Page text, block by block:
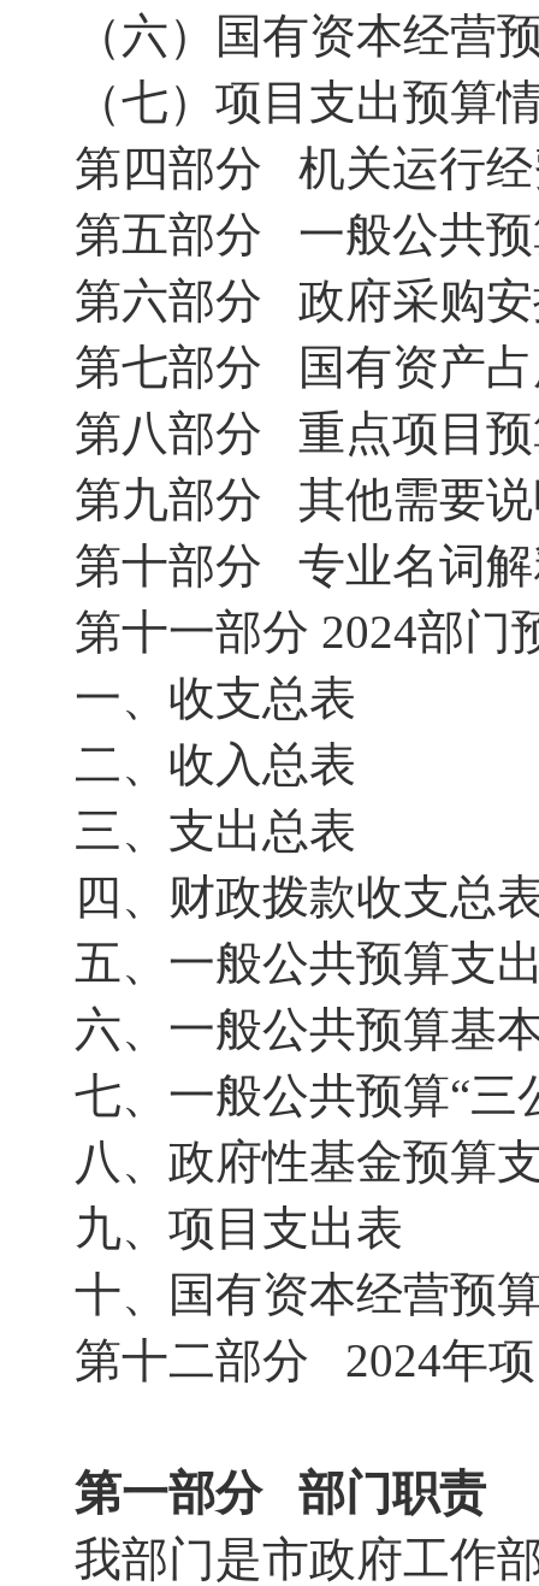
（六）国有资本经营
（七）项目支出预算
第四部分 机关运行
第五部分 一般公共预
第六部分 政府采购
第七部分 国有资产
第八部分 重点项目
第九部分 其他需要
第十部分 专业名词
第十一部分 2024部门
一、收支总表
二、收入总表
三、支出总表
四、财政拨款收支总
五、一般公共预算支
六、一般公共预算基
七、一般公共预算“三
八、政府性基金预算
九、项目支出表
十、国有资本经营预
第十二部分 2024年
第一部分 部门职责
我部门是市政府工作